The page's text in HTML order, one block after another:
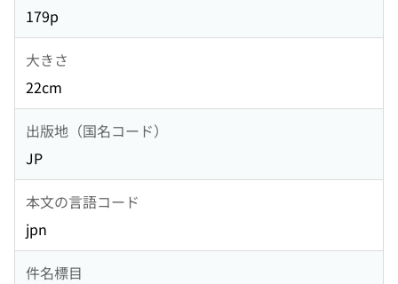
179p
大きさ
22cm
出版地（国名コード）
JP
本文の言語コード
jpn
件名標目